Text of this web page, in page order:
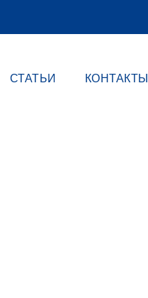
СТАТЬИ КОНТАКТЫ